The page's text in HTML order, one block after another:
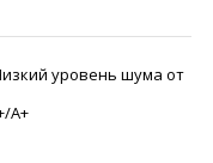
уровень шума от
А+